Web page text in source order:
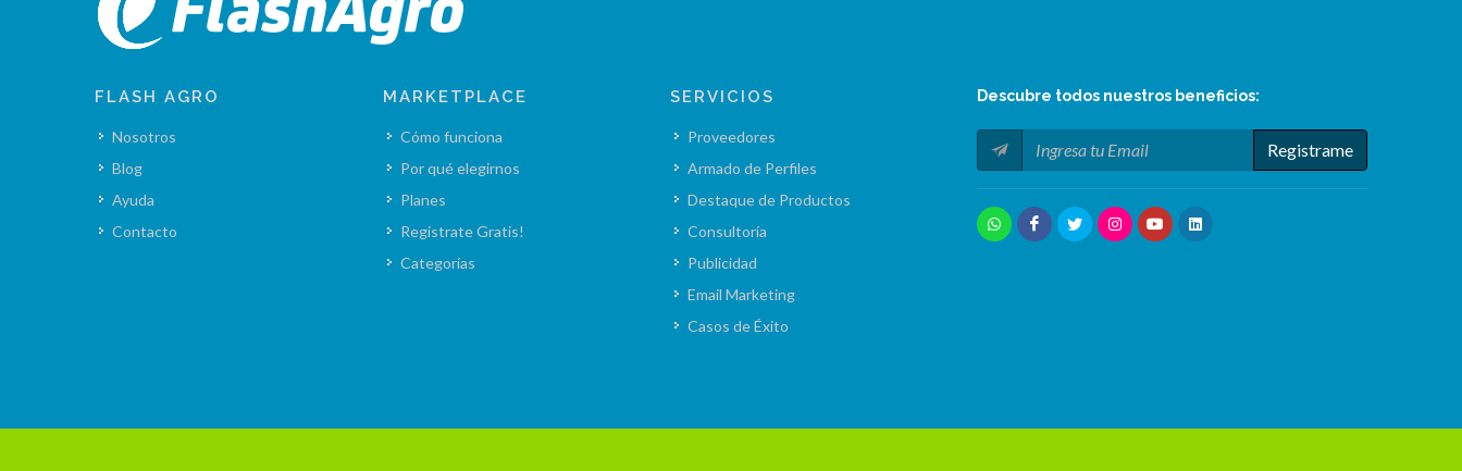
FLASH AGRO
Nosotros
Blog
Ayuda
Contacto
MARKETPLACE
Cómo funciona
Por qué elegirnos
Planes
Registrate Gratis!
Categorías
SERVICIOS
Proveedores
Armado de Perfiles
Destaque de Productos
Consultoría
Publicidad
Email Marketing
Casos de Éxito
Descubre todos nuestros beneficios:
Registrame